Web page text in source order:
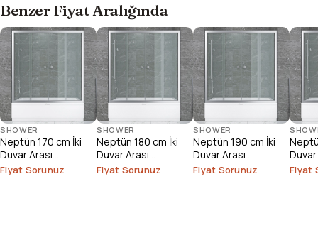
Benzer Fiyat Aralığında
SHOWER
Neptün 170 cm İki
Duvar Arası
Duşakabin
Fiyat Sorunuz
SHOWER
Neptün 180 cm İki
Duvar Arası
Duşakabin
Fiyat Sorunuz
SHOWER
Neptün 190 cm İki
Duvar Arası
Duşakabin
Fiyat Sorunuz
Duvar
Fiyat